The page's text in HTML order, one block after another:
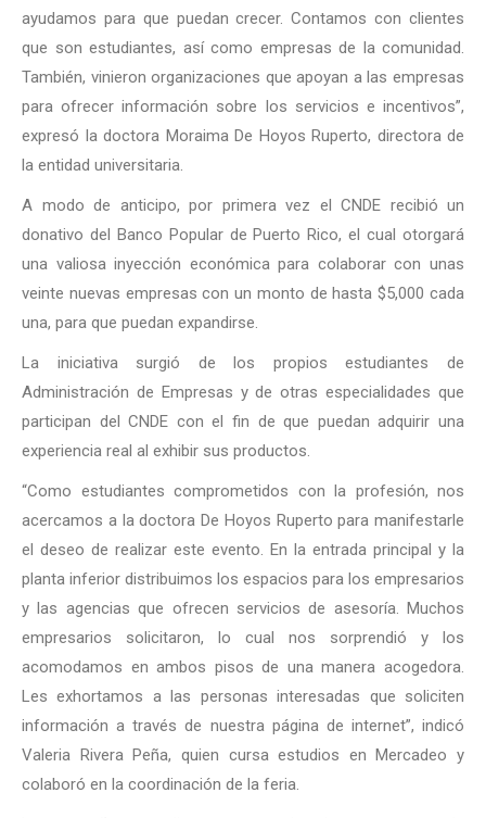
ayudamos para que puedan crecer. Contamos con clientes
que son estudiantes, así como empresas de la comunidad.
También, vinieron organizaciones que apoyan a las empresas
para ofrecer información sobre los servicios e incentivos”,
expresó la doctora Moraima De Hoyos Ruperto, directora de
la entidad universitaria.
A modo de anticipo, por primera vez el CNDE recibió un
donativo del Banco Popular de Puerto Rico, el cual otorgará
una valiosa inyección económica para colaborar con unas
veinte nuevas empresas con un monto de hasta $5,000 cada
una, para que puedan expandirse.
La iniciativa surgió de los propios estudiantes de
Administración de Empresas y de otras especialidades que
participan del CNDE con el fin de que puedan adquirir una
experiencia real al exhibir sus productos.
“Como estudiantes comprometidos con la profesión, nos
acercamos a la doctora De Hoyos Ruperto para manifestarle
el deseo de realizar este evento. En la entrada principal y la
planta inferior distribuimos los espacios para los empresarios
y las agencias que ofrecen servicios de asesoría. Muchos
empresarios solicitaron, lo cual nos sorprendió y los
acomodamos en ambos pisos de una manera acogedora.
Les exhortamos a las personas interesadas que soliciten
información a través de nuestra página de internet”, indicó
Valeria Rivera Peña, quien cursa estudios en Mercadeo y
colaboró en la coordinación de la feria.